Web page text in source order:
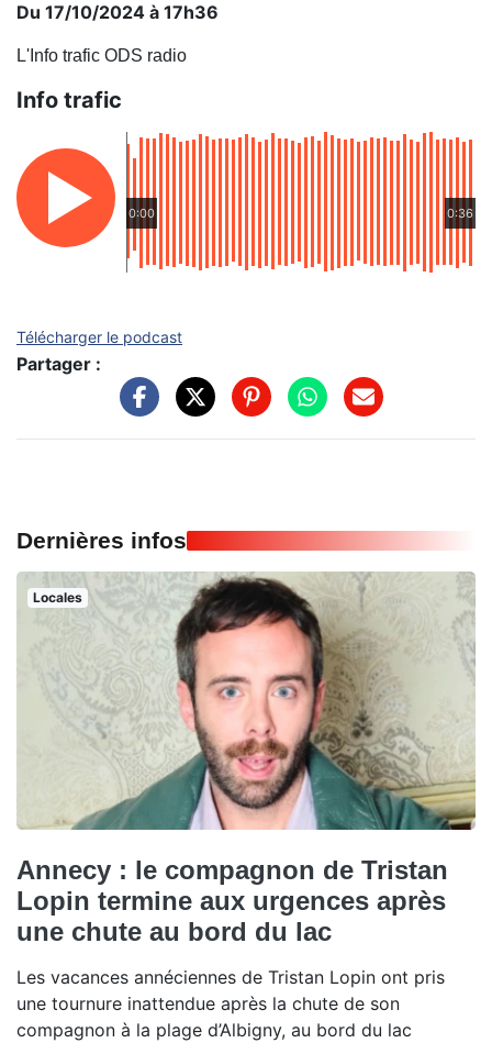
Du 17/10/2024 à 17h36
L'Info trafic ODS radio
Info trafic
0:00 0:36
Télécharger le podcast
Partager :
Dernières infos
Locales
Annecy : le compagnon de Tristan
Lopin termine aux urgences après
une chute au bord du lac
Les vacances annéciennes de Tristan Lopin ont pris
une tournure inattendue après la chute de son
compagnon à la plage d’Albigny, au bord du lac